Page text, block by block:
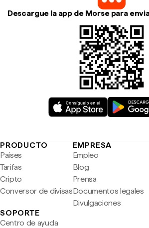
Descargue la app de Morse para
PRODUCTO
Países
Tarifas
Cripto
Conversor de divisas
EMPRESA
Empleo
Blog
Prensa
Documentos legales
Divulgaciones
SOPORTE
Centro de ayuda